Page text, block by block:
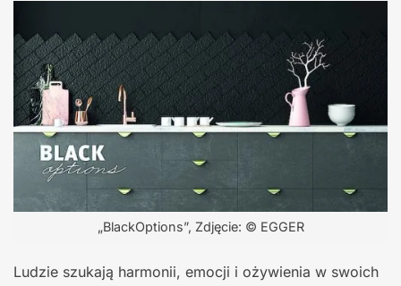
„BlackOptions”, Zdjęcie: © EGGER
Ludzie szukają harmonii, emocji i ożywienia w swoich